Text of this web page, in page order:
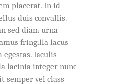
placerat. In id
duis convallis.
sed diam urna
fringilla lacus
egestas. Iaculis
lacinia integer nunc
semper vel class